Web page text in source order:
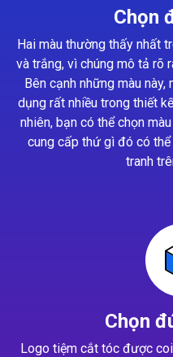
Chọn
Hai màu thường thấy nhất
và trắng, vì chúng mô tả rõ
Bên cạnh những màu
dụng rất nhiều trong thiết
nhiên, bạn có thể chọn
cung cấp thứ gì đó có
tranh
Chọn
Logo tiệm cắt tóc được